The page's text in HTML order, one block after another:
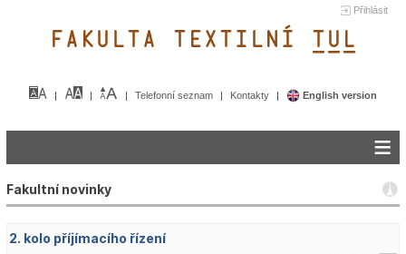
Přihlásit
FAKULTA TEXTILNÍ TUL&
Telefonní seznam Kontakty English version
Fakultní novinky
2. kolo příjímacího řízení